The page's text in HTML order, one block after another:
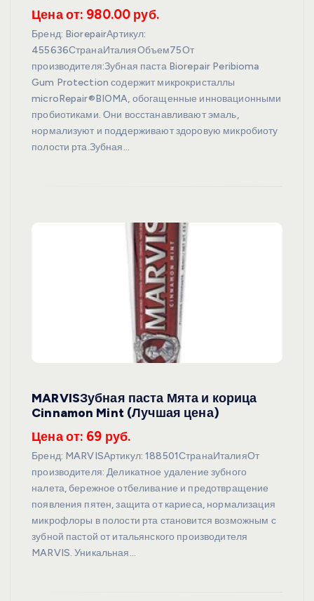
Цена от: 980.00 руб.
Бренд: BiorepairАртикул:
455636СтранаИталияОбъем75От
производителя:Зубная паста Biorepair Peribioma
Gum Protection содержит микрокристаллы
microRepair®BIOMA, обогащенные инновационными
пробиотиками. Они восстанавливают эмаль,
нормализуют и поддерживают здоровую микробиоту
полости рта.Зубная…
MARVISЗубная паста Мята и корица
Cinnamon Mint (Лучшая цена)
Цена от: 69 руб.
Бренд: MARVISАртикул: 188501СтранаИталияОт
производителя: Деликатное удаление зубного
налета, бережное отбеливание и предотвращение
появления пятен, защита от кариеса, нормализация
микрофлоры в полости рта становится возможным с
зубной пастой от итальянского производителя
MARVIS. Уникальная…